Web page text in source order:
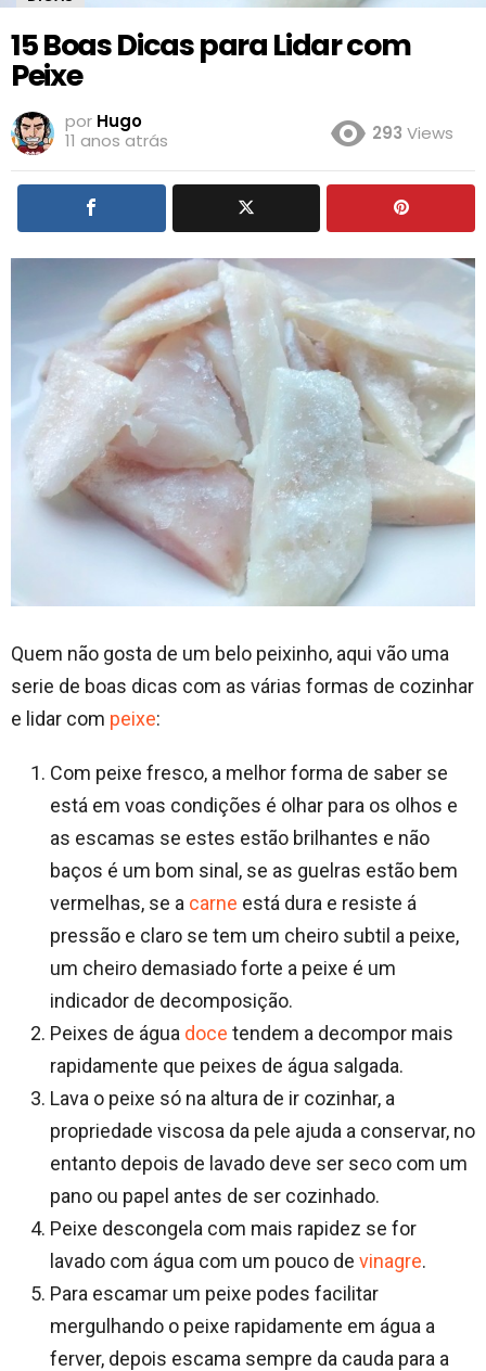
15 Boas Dicas para Lidar com
Peixe
por Hugo
11 anos atrás
293 Views
Quem não gosta de um belo peixinho, aqui vão uma
serie de boas dicas com as várias formas de cozinhar
e lidar com peixe:
Com peixe fresco, a melhor forma de saber se
está em voas condições é olhar para os olhos e
as escamas se estes estão brilhantes e não
baços é um bom sinal, se as guelras estão bem
vermelhas, se a carne está dura e resiste á
pressão e claro se tem um cheiro subtil a peixe,
um cheiro demasiado forte a peixe é um
indicador de decomposição.
Peixes de água doce tendem a decompor mais
rapidamente que peixes de água salgada.
Lava o peixe só na altura de ir cozinhar, a
propriedade viscosa da pele ajuda a conservar, no
entanto depois de lavado deve ser seco com um
pano ou papel antes de ser cozinhado.
Peixe descongela com mais rapidez se for
lavado com água com um pouco de vinagre.
Para escamar um peixe podes facilitar
mergulhando o peixe rapidamente em água a
ferver, depois escama sempre da cauda para a